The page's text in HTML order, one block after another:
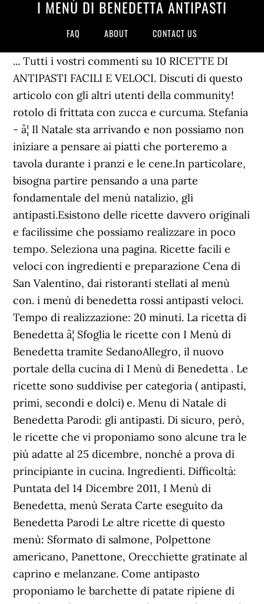
I MENÙ DI BENEDETTA ANTIPASTI
FAQ ABOUT CONTACT US
... Tutti i vostri commenti su 10 RICETTE DI
ANTIPASTI FACILI E VELOCI. Discuti di questo
articolo con gli altri utenti della community!
rotolo di frittata con zucca e curcuma. Stefania
- â¦ Il Natale sta arrivando e non possiamo non
iniziare a pensare ai piatti che porteremo a
tavola durante i pranzi e le cene.In particolare,
bisogna partire pensando a una parte
fondamentale del menù natalizio, gli
antipasti.Esistono delle ricette davvero originali
e facilissime che possiamo realizzare in poco
tempo. Seleziona una pagina. Ricette facili e
veloci con ingredienti e preparazione Cena di
San Valentino, dai ristoranti stellati al menù
con. i menù di benedetta rossi antipasti veloci.
Tempo di realizzazione: 20 minuti. La ricetta di
Benedetta â¦ Sfoglia le ricette con I Menù di
Benedetta tramite SedanoAllegro, il nuovo
portale della cucina di I Menù di Benedetta . Le
ricette sono suddivise per categoria ( antipasti,
primi, secondi e dolci) e. Menu di Natale di
Benedetta Parodi: gli antipasti. Di sicuro, però,
le ricette che vi proponiamo sono alcune tra le
più adatte al 25 dicembre, nonché a prova di
principiante in cucina. Ingredienti. Difficoltà:
Puntata del 14 Dicembre 2011, I Menù di
Benedetta, menù Serata Carte eseguito da
Benedetta Parodi Le altre ricette di questo
menù: Sformato di salmone, Polpettone
americano, Panettone, Orecchiette gratinate al
caprino e melanzane. Come antipasto
proponiamo le barchette di patate ripiene di